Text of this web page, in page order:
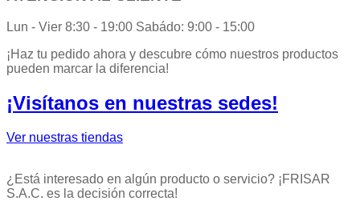
Lun - Vier 8:30 - 19:00 Sabádo: 9:00 - 15:00
¡Haz tu pedido ahora y descubre cómo nuestros productos
pueden marcar la diferencia!
¡Visítanos en nuestras sedes!
Ver nuestras tiendas
¿Está interesado en algún producto o servicio? ¡FRISAR
S.A.C. es la decisión correcta!